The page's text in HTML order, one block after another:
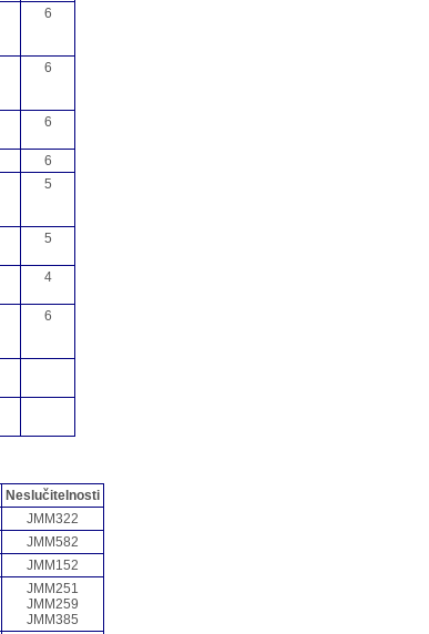
6
6
6
6
5
5
4
6
Neslučitelnosti
JMM322
JMM582
JMM152
JMM251
JMM259
JMM385